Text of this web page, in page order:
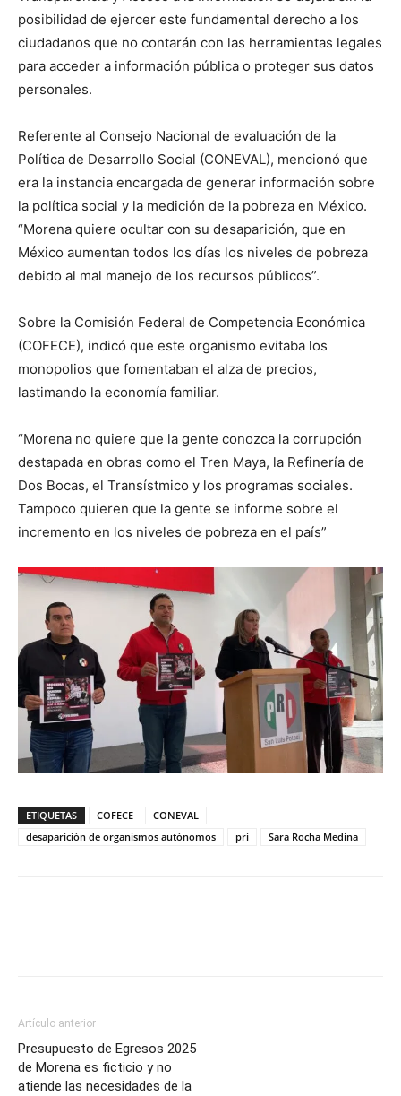
posibilidad de ejercer este fundamental derecho a los
ciudadanos que no contarán con las herramientas legales
para acceder a información pública o proteger sus datos
personales.
Referente al Consejo Nacional de evaluación de la
Política de Desarrollo Social (CONEVAL), mencionó que
era la instancia encargada de generar información sobre
la política social y la medición de la pobreza en México.
“Morena quiere ocultar con su desaparición, que en
México aumentan todos los días los niveles de pobreza
debido al mal manejo de los recursos públicos”.
Sobre la Comisión Federal de Competencia Económica
(COFECE), indicó que este organismo evitaba los
monopolios que fomentaban el alza de precios,
lastimando la economía familiar.
“Morena no quiere que la gente conozca la corrupción
destapada en obras como el Tren Maya, la Refinería de
Dos Bocas, el Transístmico y los programas sociales.
Tampoco quieren que la gente se informe sobre el
incremento en los niveles de pobreza en el país”
ETIQUETAS COFECE
CONEVAL
desaparición de organismos autónomos
pri Sara Rocha Medina
Artículo anterior
Presupuesto de Egresos 2025
de Morena es ficticio y no
atiende las necesidades de la